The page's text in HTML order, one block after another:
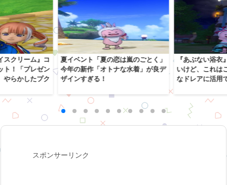
スクリーム』コ
ト！「プレゼン
やらかしたプク
夏イベント「夏の恋は嵐のごとく」
今年の新作「オトナな水着」が良デ
ザインすぎる！
『あぶない浴
いけど、これは
なドレアに活用
スポンサーリンク